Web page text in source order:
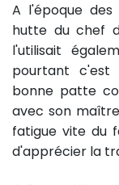
A l'époque
hutte du chef
l'utilisait
pourtant c'est
bonne patte
avec son
fatigue vite du
d'apprécier la